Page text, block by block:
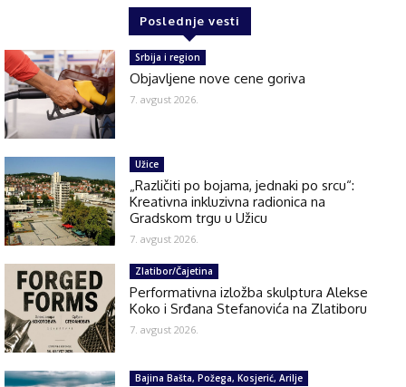
Poslednje vesti
Srbija i region
Objavljene nove cene goriva
7. avgust 2026.
Užice
„Različiti po bojama, jednaki po srcu“:
Kreativna inkluzivna radionica na
Gradskom trgu u Užicu
7. avgust 2026.
Zlatibor/Čajetina
Performativna izložba skulptura Alekse
Koko i Srđana Stefanovića na Zlatiboru
7. avgust 2026.
Bajina Bašta, Požega, Kosjerić, Arilje